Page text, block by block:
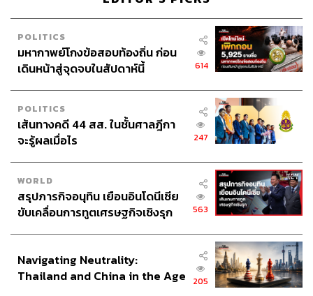
POLITICS
มหากาพย์โกงข้อสอบท้องถิ่น ก่อน
เดินหน้าสู่จุดจบในสัปดาห์นี้
614
POLITICS
เส้นทางคดี 44 สส. ในชั้นศาลฎีกา
จะรู้ผลเมื่อไร
247
WORLD
สรุปภารกิจอนุทิน เยือนอินโดนีเซีย
ขับเคลื่อนการทูตเศรษฐกิจเชิงรุก
563
Navigating Neutrality:
Thailand and China in the Age
205